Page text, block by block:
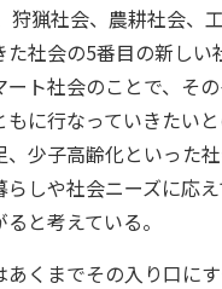
狩猟社会、農耕社会、
社会の5番目の新しい
ト社会のことで、そ
もに行なっていきたい
少子高齢化といった
しや社会ニーズに応
と考えている。
くまでその入り口に